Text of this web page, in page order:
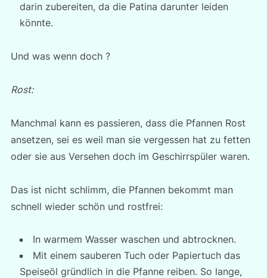
darin zubereiten, da die Patina darunter leiden
könnte.
Und was wenn doch ?
Rost:
Manchmal kann es passieren, dass die Pfannen Rost
ansetzen, sei es weil man sie vergessen hat zu fetten
oder sie aus Versehen doch im Geschirrspüler waren.
Das ist nicht schlimm, die Pfannen bekommt man
schnell wieder schön und rostfrei:
In warmem Wasser waschen und abtrocknen.
Mit einem sauberen Tuch oder Papiertuch das
Speiseöl gründlich in die Pfanne reiben. So lange,